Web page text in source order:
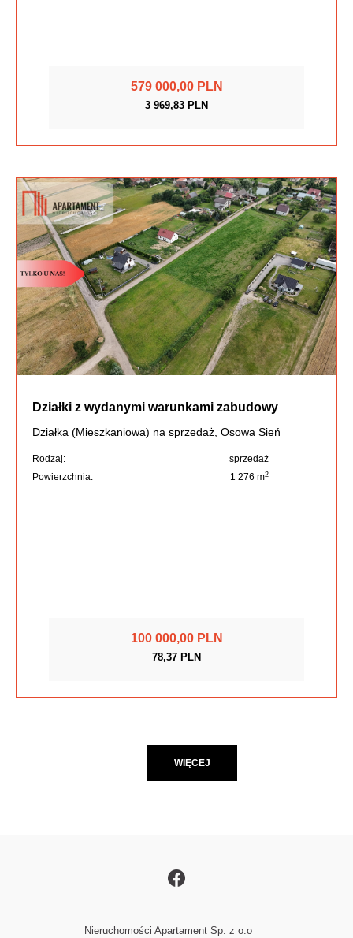
579 000,00 PLN
3 969,83 PLN
Działki z wydanymi warunkami zabudowy
Działka (Mieszkaniowa) na sprzedaż, Osowa Sień
Rodzaj:
sprzedaż
Powierzchnia:
1 276 m2
100 000,00 PLN
78,37 PLN
WIĘCEJ
Nieruchomości Apartament Sp. z o.o